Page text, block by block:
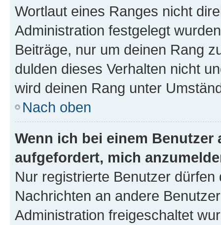
Wortlaut eines Ranges nicht
Administration festgelegt
Beiträge, nur um deinen Rang
dulden dieses Verhalten nicht
wird deinen Rang unter
Nach oben
Wenn ich bei einem
aufgefordert, mich
Nur registrierte Benutzer
Nachrichten an andere
Administration freigeschaltet